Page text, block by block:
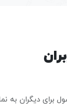
ارتقاء یافته آن را یعنی
نظر قدرت کارایی
برای دیگران به